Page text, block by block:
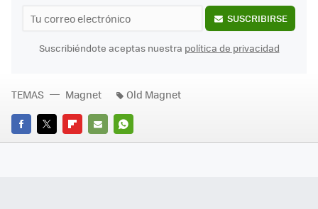
SUSCRIBIRSE
Suscribiéndote aceptas nuestra política de privacidad
FACEBOOK
TWITTERFLIPBOARD
E-
WHATSAPP
TEMAS Magnet Old Magnet